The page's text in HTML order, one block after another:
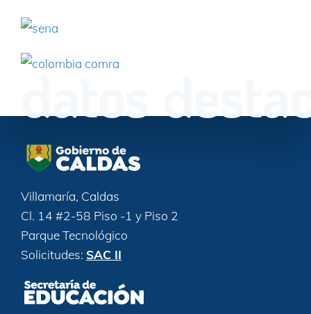
datos
Villamaría, Caldas
Cl. 14 #2-58 Piso -1 y Piso 2
Parque Tecnológico
Solicitudes: SAC II